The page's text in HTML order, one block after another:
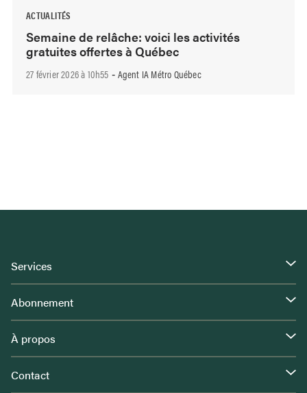
ACTUALITÉS
Semaine de relâche: voici les activités
gratuites offertes à Québec
27 février 2026 à 10h55 - Agent IA Métro Québec
Services
Abonnement
À propos
Contact